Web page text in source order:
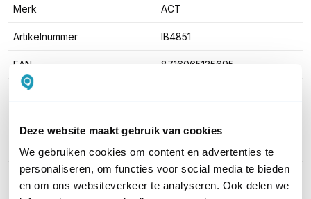
Deze website maakt gebruik van cookies
We gebruiken cookies om content en advertenties te
personaliseren, om functies voor social media te bieden
en om ons websiteverkeer te analyseren. Ook delen we
Merk ACT
Artikelnummer IB4851
EAN 8716065135695
Kabel lengte
Kleur Roze
Toon meer